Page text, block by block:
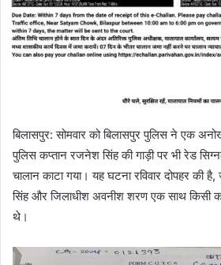
बिलासपुर: सोमवार को बिलासपुर पुलिस ने एक
पुलिस कप्तान रजनेश सिंह की गाड़ी पर भी रेड
चालान काटा गया। यह घटना रविवार दोपहर की
सिंह और जिलाधीश अवनीश शरण एक साथ किसी
थे।